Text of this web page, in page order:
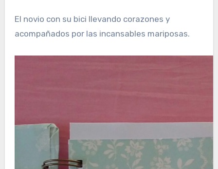
El novio con su bici llevando corazones y
acompañados por las incansables mariposas.